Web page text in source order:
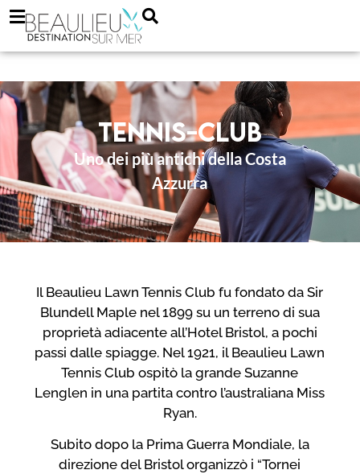
Tennis-Club
Uno dei più antichi della Costa
Azzurra
Il Beaulieu Lawn Tennis Club fu fondato da Sir
Blundell Maple nel 1899 su un terreno di sua
proprietà adiacente all’Hotel Bristol, a pochi
passi dalle spiagge. Nel 1921, il Beaulieu Lawn
Tennis Club ospitò la grande Suzanne
Lenglen in una partita contro l’australiana Miss
Ryan.
Subito dopo la Prima Guerra Mondiale, la
direzione del Bristol organizzò i “Tornei